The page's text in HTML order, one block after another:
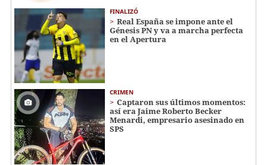
FINALIZÓ
Real España se impone ante el
Génesis PN y va a marcha perfecta
en el Apertura
CRIMEN
Captaron sus últimos momentos:
así era Jaime Roberto Becker
Menardi​​​, empresario asesinado en
SPS